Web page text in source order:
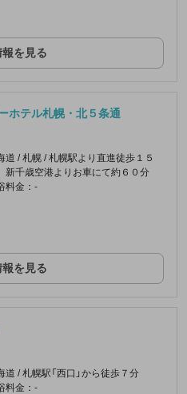
を見る
テル札幌・北５条通
道 / 札幌 / 札幌駅より直進徒歩１５
新千歳空港よりお車にて約６０分
料金：-
を見る
道 / 札幌駅「西口」から徒歩７分
料金：-